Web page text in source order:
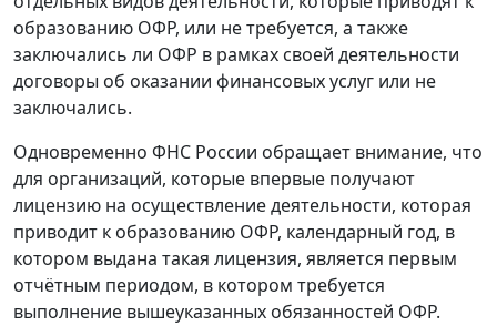
образованию ОФР, или не требуется, а также
заключались ли ОФР в рамках своей деятельности
договоры об оказании финансовых услуг или не
заключались.
Одновременно ФНС России обращает внимание, что
для организаций, которые впервые получают
лицензию на осуществление деятельности, которая
приводит к образованию ОФР, календарный год, в
котором выдана такая лицензия, является первым
отчётным периодом, в котором требуется
выполнение вышеуказанных обязанностей ОФР.